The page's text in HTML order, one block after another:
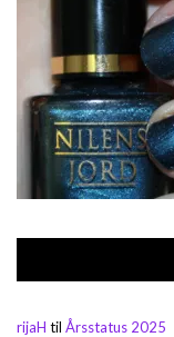
rijaH til Årsstatus 2025